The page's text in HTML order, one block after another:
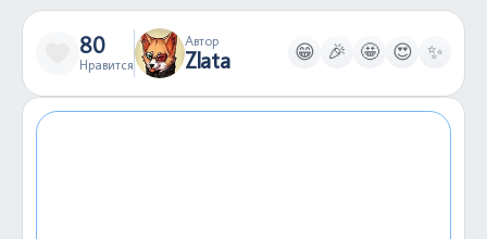
80
Нравится
Автор
Zlata 😁 🎉 🤩 😍 ✨